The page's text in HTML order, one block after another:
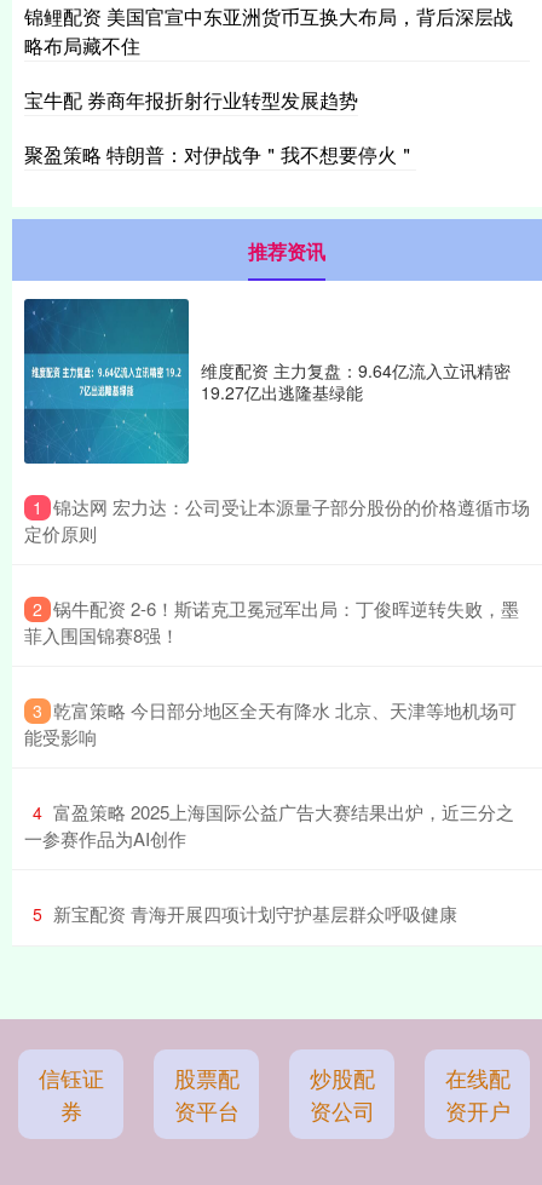
锦鲤配资 美国官宣中东亚洲货币互换大布局，背后深层战
略布局藏不住
宝牛配 券商年报折射行业转型发展趋势
聚盈策略 特朗普：对伊战争＂我不想要停火＂
推荐资讯
维度配资 主力复盘：9.64亿流入立讯精密
19.27亿出逃隆基绿能
1 ​锦达网 宏力达：公司受让本源量子部分股份的价格遵循市场
定价原则
2 ​锅牛配资 2-6！斯诺克卫冕冠军出局：丁俊晖逆转失败，墨
菲入围国锦赛8强！
3 ​乾富策略 今日部分地区全天有降水 北京、天津等地机场可
能受影响
4 ​富盈策略 2025上海国际公益广告大赛结果出炉，近三分之
一参赛作品为AI创作
5 ​新宝配资 青海开展四项计划守护基层群众呼吸健康
信钰证
券
股票配
资平台
炒股配
资公司
在线配
资开户